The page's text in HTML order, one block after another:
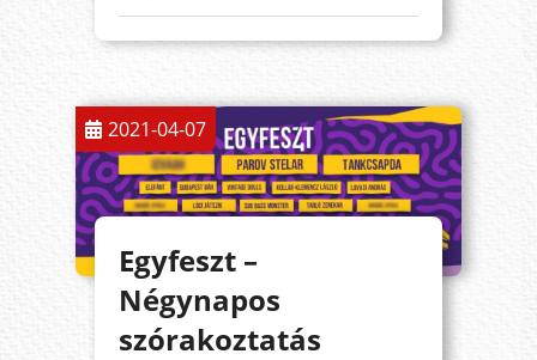
2021-04-07
Egyfeszt –
Négynapos
szórakoztatás